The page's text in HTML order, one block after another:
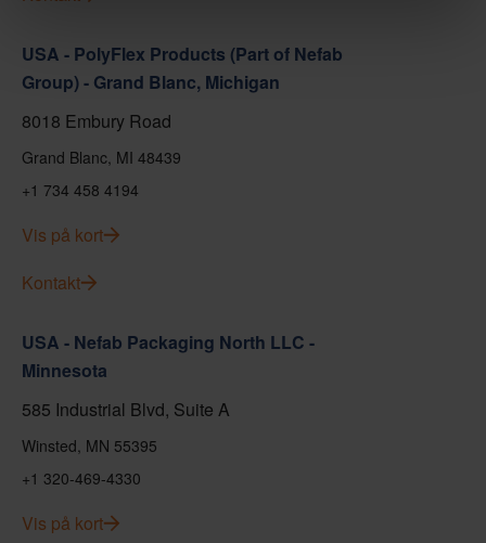
USA - PolyFlex Products (Part of Nefab
Group) - Grand Blanc, Michigan
8018 Embury Road
Grand Blanc, MI 48439
+1 734 458 4194
Vis på kort
Kontakt
USA - Nefab Packaging North LLC -
Minnesota
585 Industrial Blvd, Suite A
Winsted, MN 55395
+1 320-469-4330
Vis på kort